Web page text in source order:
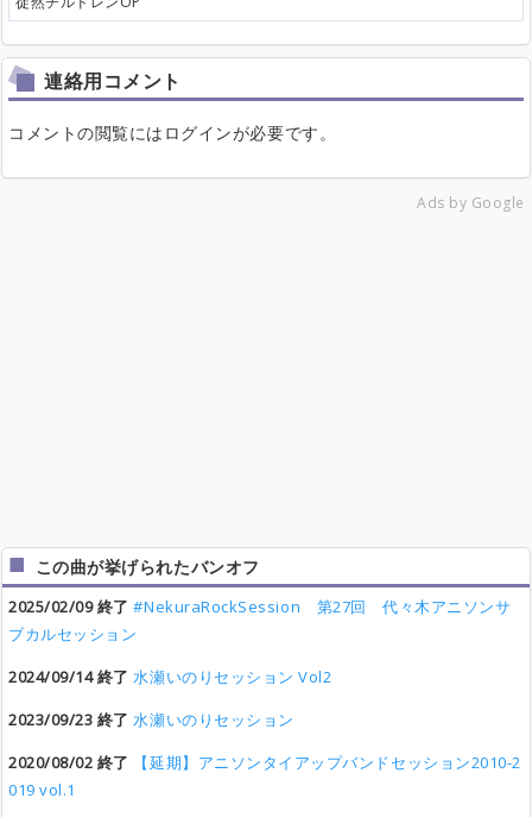
連絡用コメント
コメントの閲覧にはログインが必要です。
Ads by Google
この曲が挙げられたバンオフ
2025/02/09 終了 #NekuraRockSession 第27回 代々木アニソンサ
ブカルセッション
2024/09/14 終了 水瀬いのりセッション Vol2
2023/09/23 終了 水瀬いのりセッション
2020/08/02 終了
【延期】アニソンタイアップバンドセッション2010-2
019 vol.1